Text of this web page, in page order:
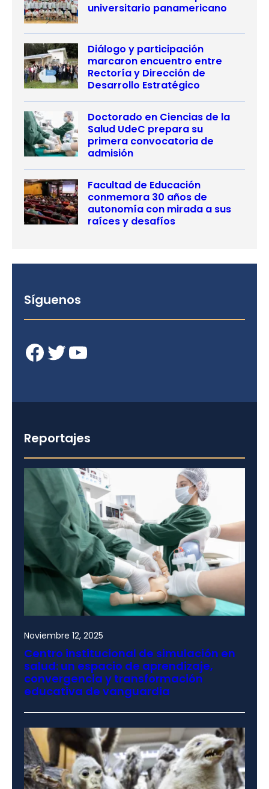
universitario panamericano
Diálogo y participación
marcaron encuentro entre
Rectoría y Dirección de
Desarrollo Estratégico
Doctorado en Ciencias de la
Salud UdeC prepara su
primera convocatoria de
admisión
Facultad de Educación
conmemora 30 años de
autonomía con mirada a sus
raíces y desafíos
Síguenos
Facebook Twitter YouTube
Reportajes
Noviembre 12, 2025
Centro institucional de simulación en
salud: un espacio de aprendizaje,
convergencia y transformación
educativa de vanguardia